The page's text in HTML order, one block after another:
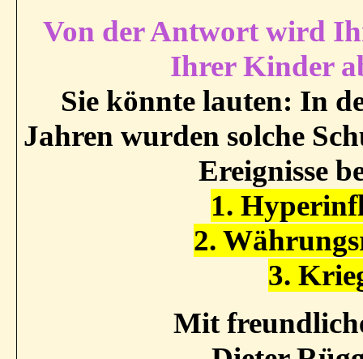
Von der Antwort wird
Ihrer Kinder
Sie könnte lauten: In
Jahren wurden solche
Ereignisse
1.
2.
3.
Mit